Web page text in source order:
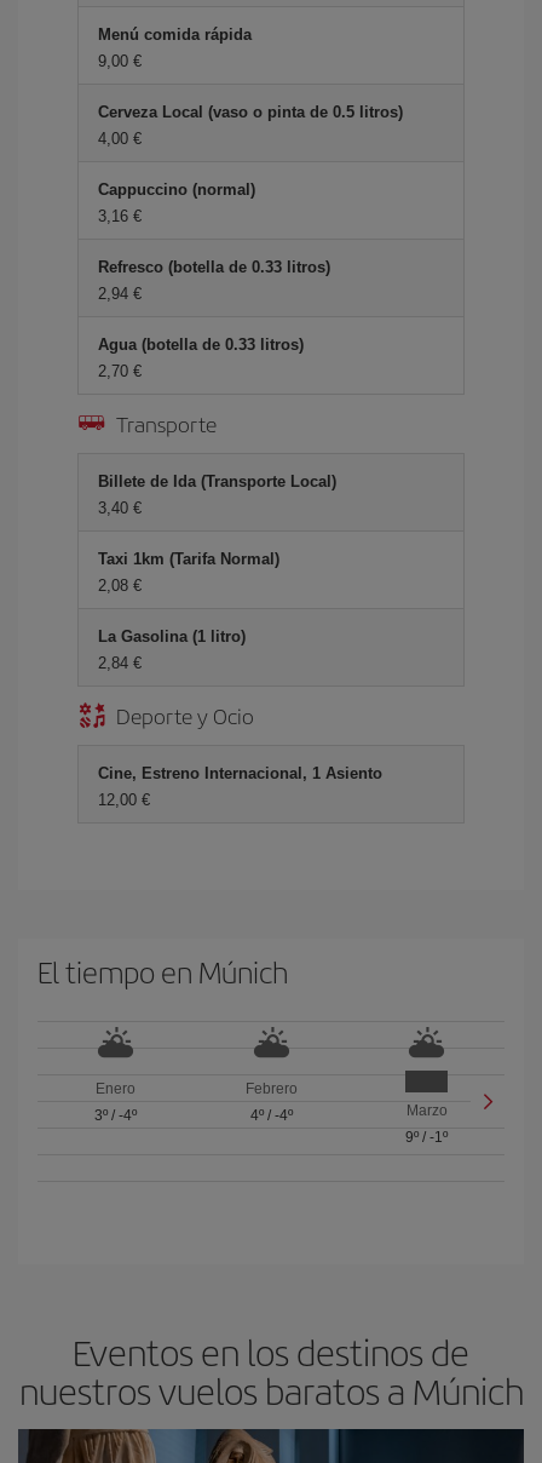
Menú comida rápida
9,00 €
Cerveza Local (vaso o pinta de 0.5 litros)
4,00 €
Cappuccino (normal)
3,16 €
Refresco (botella de 0.33 litros)
2,94 €
Agua (botella de 0.33 litros)
2,70 €
Transporte
Billete de Ida (Transporte Local)
3,40 €
Taxi 1km (Tarifa Normal)
2,08 €
La Gasolina (1 litro)
2,84 €
Deporte y Ocio
Cine, Estreno Internacional, 1 Asiento
12,00 €
El tiempo en Múnich
Enero
3º/ -4º
Febrero
4º/ -4º
Marzo
9º /-1º
Eventos en los destinos de
nuestros vuelos baratos a Múnich